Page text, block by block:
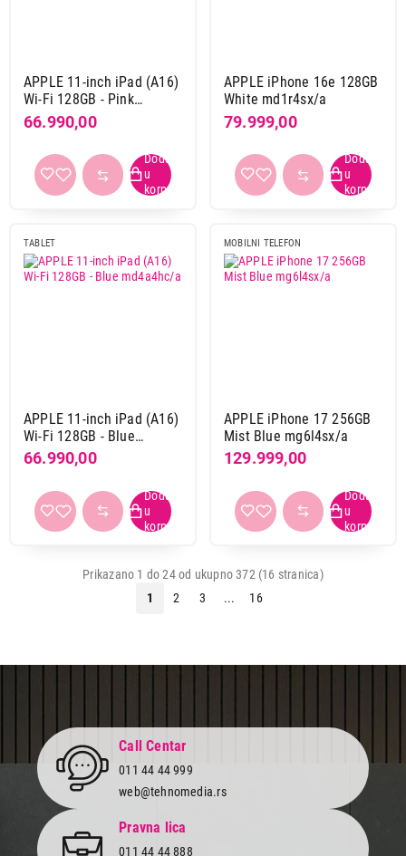
APPLE 11-inch iPad (A16)
Wi-Fi 128GB - Pink
md4e4hc/a
66.990,00
APPLE iPhone 16e 128GB
White md1r4sx/a
79.999,00
TABLET
APPLE 11-inch iPad (A16)
Wi-Fi 128GB - Blue
md4a4hc/a
66.990,00
MOBILNI TELEFON
APPLE iPhone 17 256GB
Mist Blue mg6l4sx/a
129.999,00
Prikazano 1 do 24 od ukupno 372 (16 stranica)
1
2 3 ... 16
Call Centar
011 44 44 999
web@tehnomedia.rs
Pravna lica
011 44 44 888